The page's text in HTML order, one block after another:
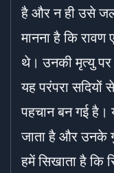
है और न ही उसे
मानना है कि रावण
थे। उनकी मृत्यु पर
यह परंपरा
पहचान बन गई है।
जाता है और उनके
हमें सिखाता है कि